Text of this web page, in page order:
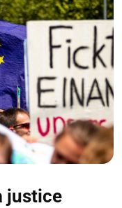
justice